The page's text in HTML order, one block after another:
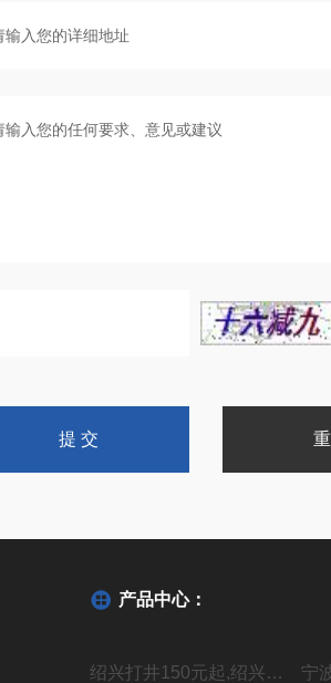
产品中心：
绍兴打井150元起,绍兴机器钻水井施工单位